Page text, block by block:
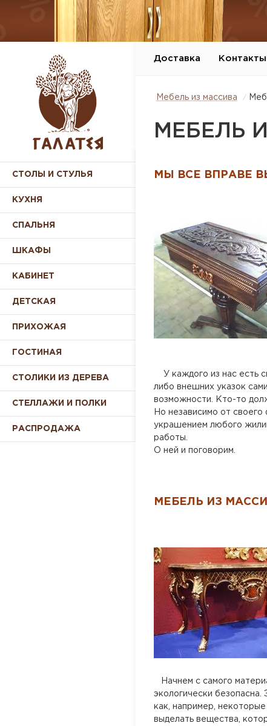
Доставка Контакты
СТОЛЫ И СТУЛЬЯ
КУХНЯ
СПАЛЬНЯ
ШКАФЫ
КАБИНЕТ
ДЕТСКАЯ
ПРИХОЖАЯ
ГОСТИНАЯ
СТОЛИКИ ИЗ ДЕРЕВА
СТЕЛЛАЖИ И ПОЛКИ
РАСПРОДАЖА
Мебель из массива
МЕБЕЛЬ
МЫ ВСЕ ВПРАВЕ
У каждого из нас есть
либо внешних указок
возможности. Кто-то
Но независимо от
украшением любого
работы.
О ней и поговорим.
МЕБЕЛЬ ИЗ
Начнем с самого
экологически
как, например, некоторые
выделать вещества,